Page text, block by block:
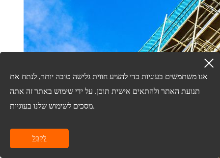
אנו משתמשים בעוגיות כדי להציע חווית גלישה טובה יותר, לנתח את
תנועת האתר ולהתאים אישית תוכן. על ידי שימוש באתר זה אתה
מסכים לשימוש שלנו בעוגיות.
לְקַבֵּל